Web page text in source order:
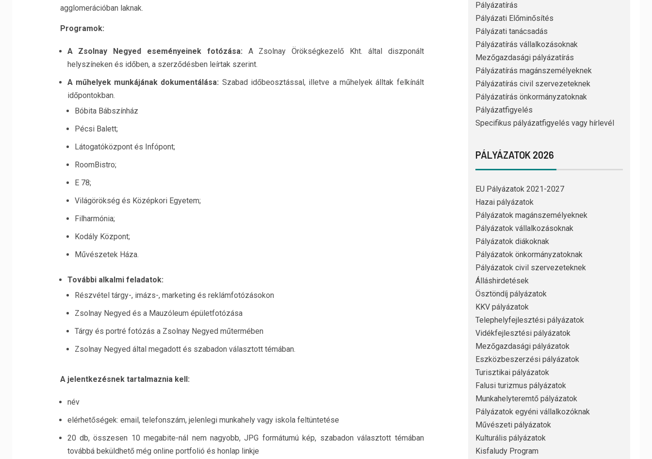
agglomerációban laknak.
Programok:
A Zsolnay Negyed eseményeinek fotózása: A Zsolnay Örökségkezelő Kht. által diszponált
helyszíneken és időben, a szerződésben leírtak szerint.
A műhelyek munkájának dokumentálása: Szabad időbeosztással, illetve a műhelyek álltak felkínált
időpontokban.
Bóbita Bábszínház
Pécsi Balett;
Látogatóközpont és Infópont;
RoomBistro;
E 78;
Világörökség és Középkori Egyetem;
Filharmónia;
Kodály Központ;
Művészetek Háza.
További alkalmi feladatok:
Részvétel tárgy-, imázs-, marketing és reklámfotózásokon
Zsolnay Negyed és a Mauzóleum épületfotózása
Tárgy és portré fotózás a Zsolnay Negyed műtermében
Zsolnay Negyed által megadott és szabadon választott témában.
A jelentkezésnek tartalmaznia kell:
név
elérhetőségek: email, telefonszám, jelenlegi munkahely vagy iskola feltüntetése
20 db, összesen 10 megabite-nál nem nagyobb, JPG formátumú kép, szabadon választott témában
továbbá beküldhető még online portfolió és honlap linkje
Pályázatírás
Pályázati Előminősítés
Pályázati tanácsadás
Pályázatírás vállalkozásoknak
Mezőgazdasági pályázatírás
Pályázatírás magánszemélyeknek
Pályázatírás civil szervezeteknek
Pályázatírás önkormányzatoknak
Pályázatfigyelés
Specifikus pályázatfigyelés vagy hírlevél
PÁLYÁZATOK 2026
EU Pályázatok 2021-2027
Hazai pályázatok
Pályázatok magánszemélyeknek
Pályázatok vállalkozásoknak
Pályázatok diákoknak
Pályázatok önkormányzatoknak
Pályázatok civil szervezeteknek
Álláshirdetések
Ösztöndíj pályázatok
KKV pályázatok
Telephelyfejlesztési pályázatok
Vidékfejlesztési pályázatok
Mezőgazdasági pályázatok
Eszközbeszerzési pályázatok
Turisztikai pályázatok
Falusi turizmus pályázatok
Munkahelyteremtő pályázatok
Pályázatok egyéni vállalkozóknak
Művészeti pályázatok
Kulturális pályázatok
Kisfaludy Program